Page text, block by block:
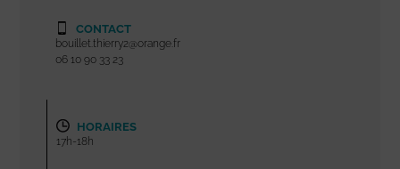
CONTACT
bouillet.thierry2@orange.fr
06 10 90 33 23
HORAIRES
17h-18h